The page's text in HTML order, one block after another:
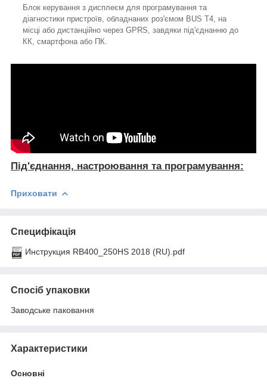
Під'єднання, настроювання та програмування:
Блок керування з дисплеєм для програмування та
діагностики пристроїв, обладнаних роз'ємом BUS T4, на
місці або дистанційно через GPRS, завдяки під'єднанню до
КК, смартфона або ПК.
Приховати
Специфікація
Инструкция RB400_250HS 2018 (RU).pdf
Спосіб упаковки
Заводське паковання
Характеристики
Основні